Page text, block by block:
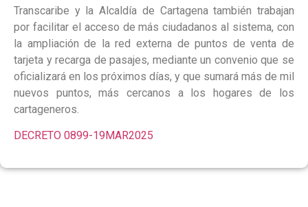
Transcaribe y la Alcaldía de Cartagena también trabajan
por facilitar el acceso de más ciudadanos al sistema, con
la ampliación de la red externa de puntos de venta de
tarjeta y recarga de pasajes, mediante un convenio que se
oficializará en los próximos días, y que sumará más de mil
nuevos puntos, más cercanos a los hogares de los
cartageneros.
DECRETO 0899-19MAR2025